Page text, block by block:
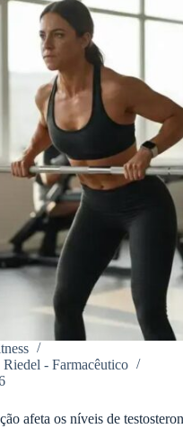
- Farmacêutico
afeta os níveis de